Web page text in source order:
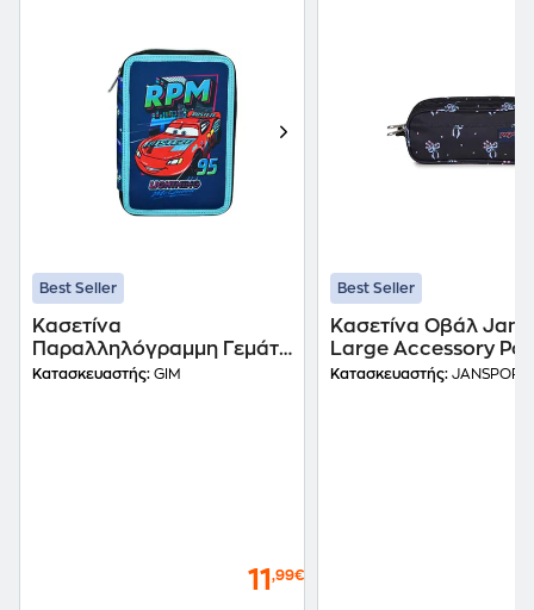
Best Seller
Κασετίνα
Παραλληλόγραμμη Γεμάτη
Gim Cars Under The Lights
Κατασκευαστής: GIM
11 ,99€
Best Seller
Κασετίνα Οβάλ
Large Accessory
Pastel Petal Black
Κατασκευαστής: JANSPORT